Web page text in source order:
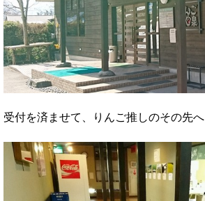
受付を済ませて、りんご推しのその先へ